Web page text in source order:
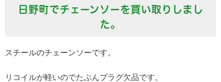
日野町でチェーンソーを買い取りしまし
た。
スチールのチェーンソーです。
リコイルが軽いのでたぶんプラグ欠品です。